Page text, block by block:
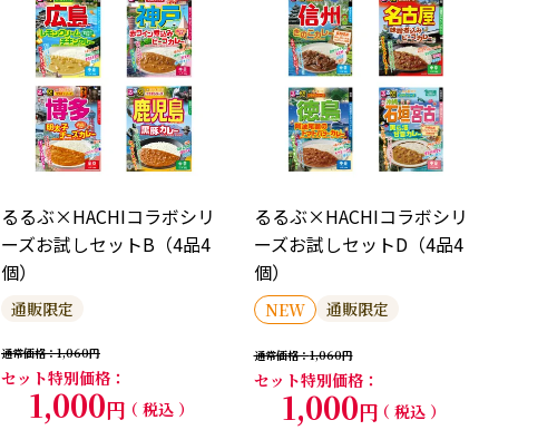
るるぶ×HACHIコラボシリ
ーズお試しセットB（4品4
個）
通販限定
通常価格 1,060
セット特別価格
1,000 税込
るるぶ×HACHIコラボシリ
ーズお試しセットD（4品4
個）
NEW 通販限定
通常価格 1,060
セット特別価格
1,000 税込